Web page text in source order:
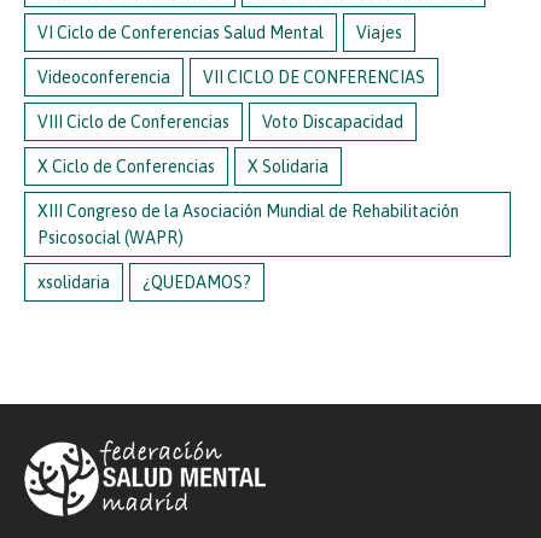
VI Ciclo de Conferencias Salud Mental Viajes
Videoconferencia VII CICLO DE CONFERENCIAS
VIII Ciclo de Conferencias Voto Discapacidad
X Ciclo de Conferencias X Solidaria
XIII Congreso de la Asociación Mundial de Rehabilitación
Psicosocial (WAPR)
xsolidaria ¿QUEDAMOS?